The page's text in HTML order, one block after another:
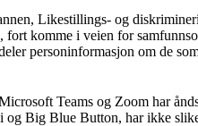
Likestillings- og
komme i veien for
personinformasjon om de
Teams og Zoom har
Big Blue Button, har ikke